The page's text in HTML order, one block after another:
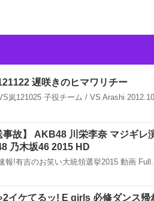
遅咲きのヒマワリチー
岚121025 子役チーム / VS Arashi
事故】 AKB48 川栄李奈 マジギ
乃木坂46 2015 HD
報!有吉のお笑い大統領選挙2015 動画
2イケてるッ! E girls 必修ダンス帰